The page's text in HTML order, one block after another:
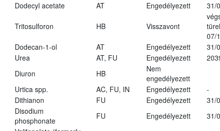
Dodecyl acetate
AT Engedélyezett 31/
Tritosulforon HB Visszavont
07/
Dodecan-1-ol
AT Engedélyezett
31/
Urea
AT, FU Engedélyezett
Diuron
HB
Nem
engedélyezett
Urtica spp.
AC, FU, IN Engedélyezett
-
Dithianon
FU Engedélyezett
31/
Disodium
phosphonate
FU Engedélyezett
31/